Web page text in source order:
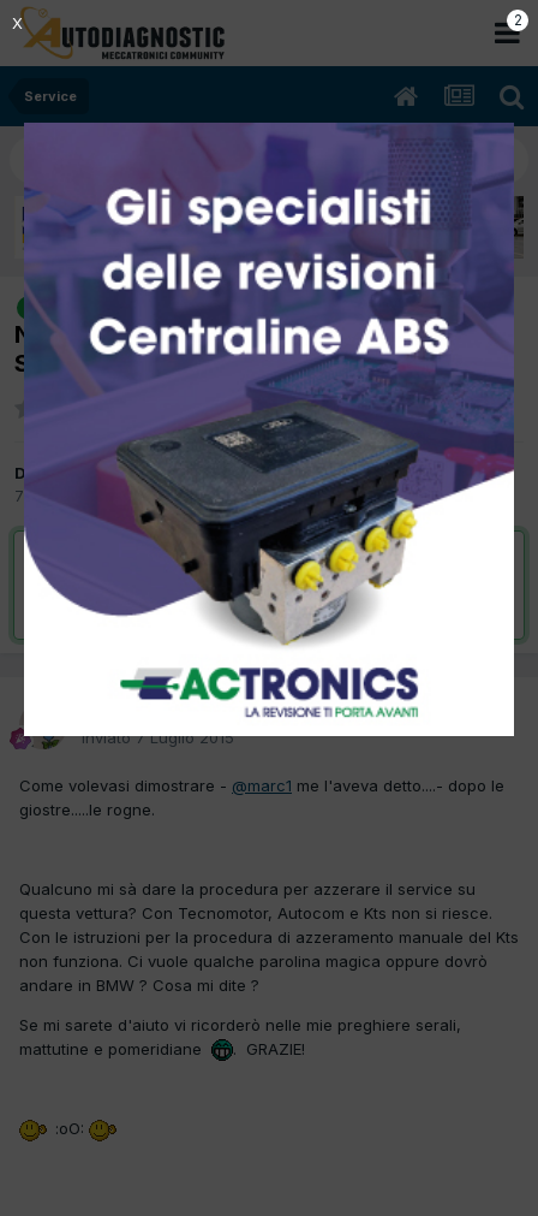
Service
risolto
[BMW Z4 S DRIVE 07/2009 2497cc
N52B25A 150Kw Benzina] AZZERAMENTO
SERVICE
Da wolf
7 Luglio 2015
in Service
VAI ALLA SOLUZIONE
Risolta da wolf, 9 Luglio 2015
Inviato7 Luglio 2015
Come volevasi dimostrare - @marc1 me l'aveva detto....- dopo le
giostre.....le rogne.
Qualcuno mi sà dare la procedura per azzerare il service su
questa vettura? Con Tecnomotor, Autocom e Kts non si riesce.
Con le istruzioni per la procedura di azzeramento manuale del Kts
non funziona. Ci vuole qualche parolina magica oppure dovrò
andare in BMW ? Cosa mi dite ?
Se mi sarete d'aiuto vi ricorderò nelle mie preghiere serali,
mattutine e pomeridiane
. GRAZIE!
:oO:
1
X